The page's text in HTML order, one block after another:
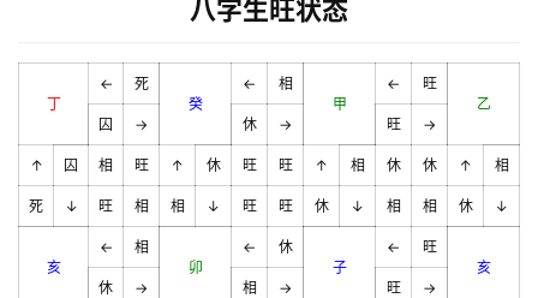
八字生旺状态
丁
←
死
癸
←
相
甲
←
旺
乙
囚
→ 休 → 旺 →
↑ 囚 相 旺 ↑ 休 旺 旺 ↑ 相 休 休 ↑ 相
死 ↓ 旺 相 相 ↓ 旺 旺 休 ↓ 相 相 休 ↓
亥
←
相
卯
←
休
子
←
旺
亥
休
→ 相 → 旺 →